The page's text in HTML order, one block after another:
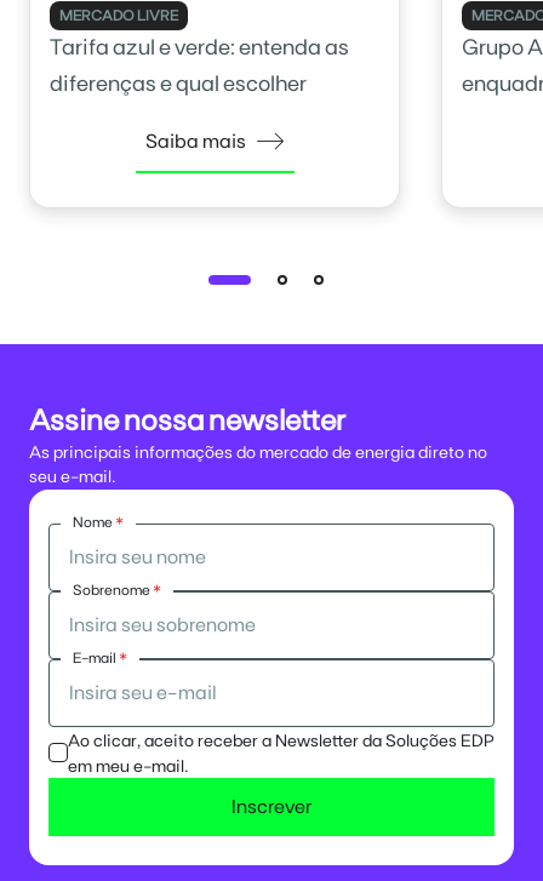
MERCADO LIVRE
Tarifa azul e verde: entenda as
diferenças e qual escolher
Saiba mais
Grupo
Assine nossa newsletter
As principais informações do mercado de energia direto no
seu e-mail.
Nome *
Sobrenome *
E-mail *
Ao clicar, aceito receber a Newsletter da Soluções EDP
em meu e-mail.
Inscrever